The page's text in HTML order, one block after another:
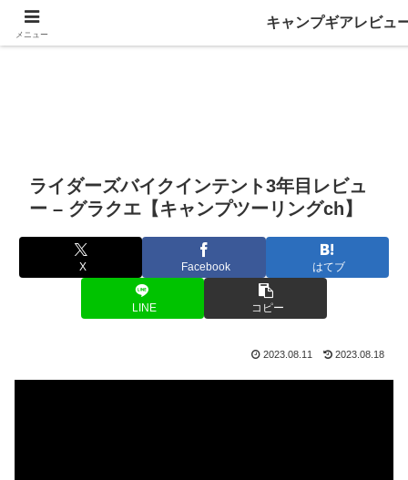
ライダーズバイクインテント3年目レビュ
ー – グラクエ【キャンプツーリングch】
X Facebook はてブ
LINE コピー
2023.08.11 2023.08.18
メニュー
キャンプギアレビュ